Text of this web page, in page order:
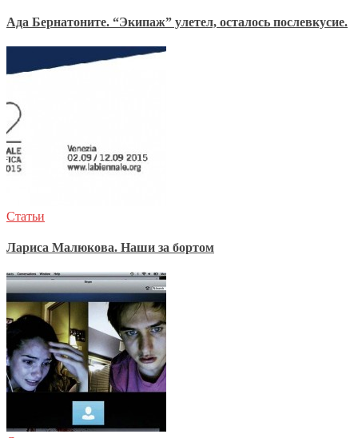
Ада Бернатоните. “Экипаж” улетел, осталось послевкусие.
Статьи
Лариса Малюкова. Наши за бортом